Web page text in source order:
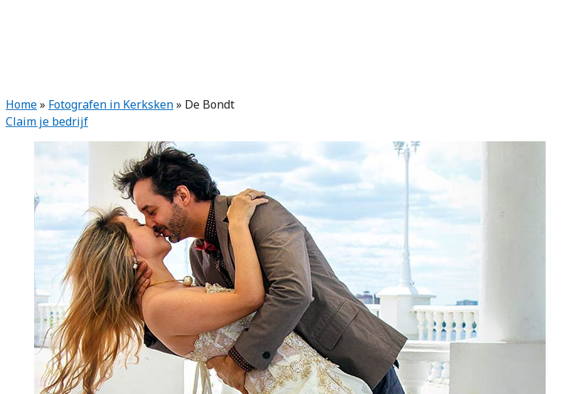
Home» Fotografen in Kerksken» De Bondt
Claim je bedrijf